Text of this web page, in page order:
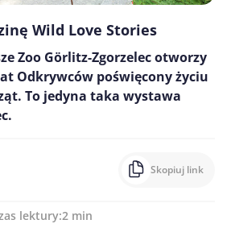
Wild Love Stories
Zoo Görlitz-Zgorzelec otworzy
Odkrywców poświęcony życiu
To jedyna taka wystawa
Skopiuj link
lektury:2 min